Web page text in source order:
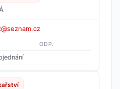
ODP.